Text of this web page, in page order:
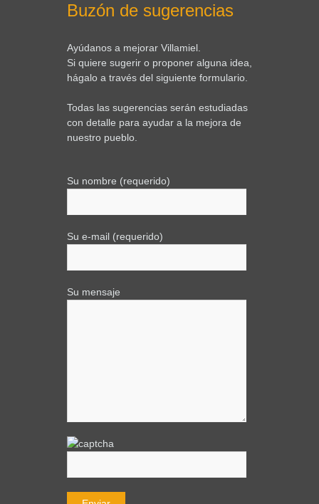
Buzón de sugerencias
Ayúdanos a mejorar Villamiel.
Si quiere sugerir o proponer alguna idea,
hágalo a través del siguiente formulario.
Todas las sugerencias serán estudiadas
con detalle para ayudar a la mejora de
nuestro pueblo.
Su nombre (requerido)
Su e-mail (requerido)
Su mensaje